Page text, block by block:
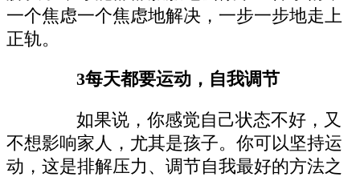
一个焦虑一个焦虑地解决，一步一步地走上
正轨。
3每天都要运动，自我调节
如果说，你感觉自己状态不好，又
不想影响家人，尤其是孩子。你可以坚持运
动，这是排解压力、调节自我最好的方法之